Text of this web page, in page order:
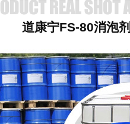
道康宁FS-80消泡剂